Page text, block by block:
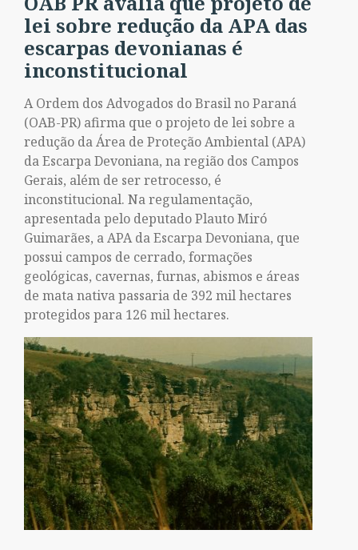
lei sobre redução da APA das
escarpas devonianas é
inconstitucional
A Ordem dos Advogados do Brasil no Paraná
(OAB-PR) afirma que o projeto de lei sobre a
redução da Área de Proteção Ambiental (APA)
da Escarpa Devoniana, na região dos Campos
Gerais, além de ser retrocesso, é
inconstitucional. Na regulamentação,
apresentada pelo deputado Plauto Miró
Guimarães, a APA da Escarpa Devoniana, que
possui campos de cerrado, formações
geológicas, cavernas, furnas, abismos e áreas
de mata nativa passaria de 392 mil hectares
protegidos para 126 mil hectares.